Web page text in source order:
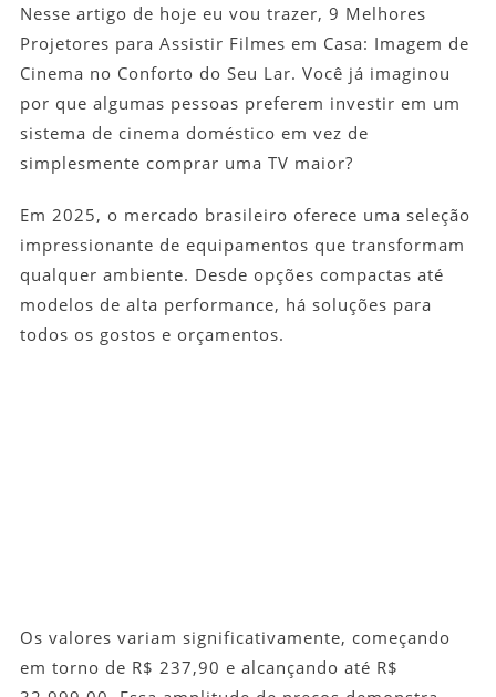
De
Cinema
Do
Nesse artigo de hoje eu vou trazer, 9 Melhores
Projetores para Assistir Filmes em Casa: Imagem de
Cinema no Conforto do Seu Lar. Você já imaginou
por que algumas pessoas preferem investir em um
sistema de cinema doméstico em vez de
simplesmente comprar uma TV maior?
Em 2025, o mercado brasileiro oferece uma seleção
impressionante de equipamentos que transformam
qualquer ambiente. Desde opções compactas até
modelos de alta performance, há soluções para
todos os gostos e orçamentos.
Os valores variam significativamente, começando
em torno de R$ 237,90 e alcançando até R$